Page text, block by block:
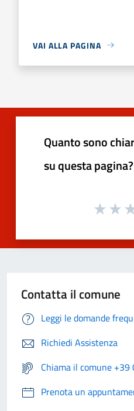
VAI ALLA PAGINA
Quanto sono
su questa pagina?
Contatta il comune
Leggi le domande
Richiedi Assistenza
Chiama il comune
Prenota un